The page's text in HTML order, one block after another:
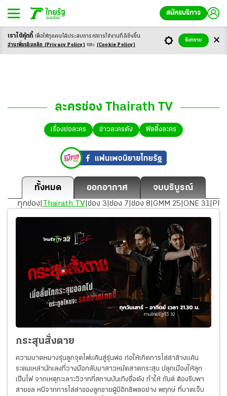
สมัครบริการ
ละครช่อง Thairath TV
เรื่องย่อละคร ข่าวละครดัง ฟิตติ้งละคร
ทั้งหมด ออกอากาศ จบบริบูรณ์
ทุกช่อง Thairath TV ช่อง 3 ช่อง 7 ช่อง 8 GMM 25 ONE 31
กระสุนสั่งตาย
ความบาดหมางรุ่นลูกจุดไฟแค้นสู่รุ่นพ่อ ก่อให้เกิดการไล่ล่าล้างแค้น
ระดมเหล่านักเลงที่วางมือกลับมาสาวหมัดสาดกระสุน ปลุกเมืองให้ลุก
เป็นไฟ จากเหตุทะเลาะวิวาทที่สถานบันเทิงชื่อดัง ทำให้ กันต์ ต้องรีบพา
สายชล หนีจากการไล่ล่าของลูกชายผู้มีอิทธิพลอย่าง พฤกษ์ ที่บาดเจ็บ
เราใช้คุ้กกี้ เพื่อให้ทุกคนได้ประสบการณ์การใช้งานที่ดียิ่งขึ้น
อ่านเพิ่มเติมคลิก (Privacy Policy) และ (Cookie Policy)
รับทราบ